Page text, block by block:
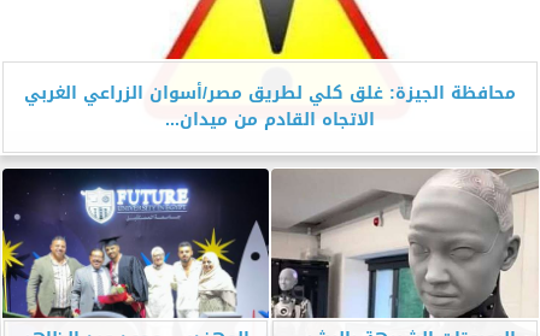
محافظة الجيزة: غلق كلي لطريق مصر/أسوان الزراعي الغربي
الاتجاه القادم من ميدان...